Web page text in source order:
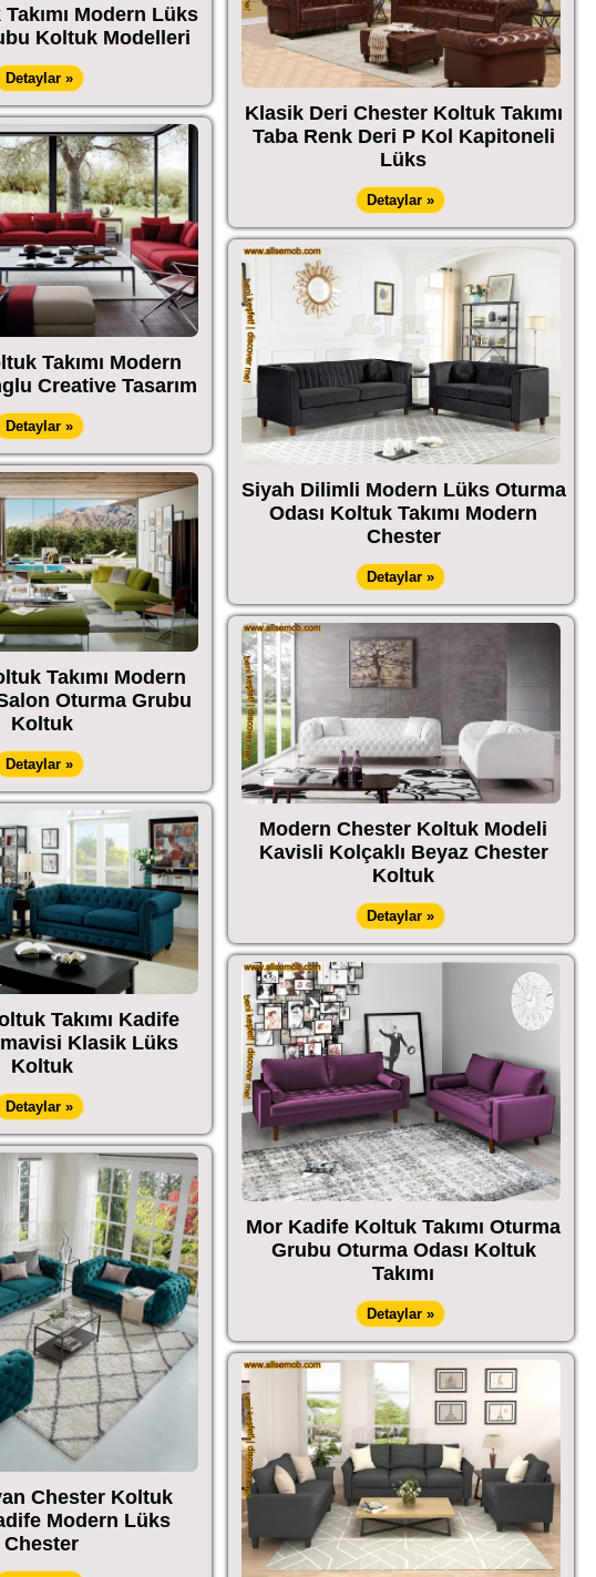
Modern Lüks
Koltuk Modelleri
Detaylar »
Takımı Modern
Creative Tasarım
Detaylar »
Takımı Modern
Oturma Grubu
Koltuk
Detaylar »
Takımı Kadife
Klasik Lüks
Koltuk
Detaylar »
Chester Koltuk
Modern Lüks
Chester
Klasik Deri Chester Koltuk Takımı
Taba Renk Deri P Kol Kapitoneli
Lüks
Detaylar »
Siyah Dilimli Modern Lüks Oturma
Odası Koltuk Takımı Modern
Chester
Detaylar »
Modern Chester Koltuk Modeli
Kavisli Kolçaklı Beyaz Chester
Koltuk
Detaylar »
Mor Kadife Koltuk Takımı Oturma
Grubu Oturma Odası Koltuk
Takımı
Detaylar »